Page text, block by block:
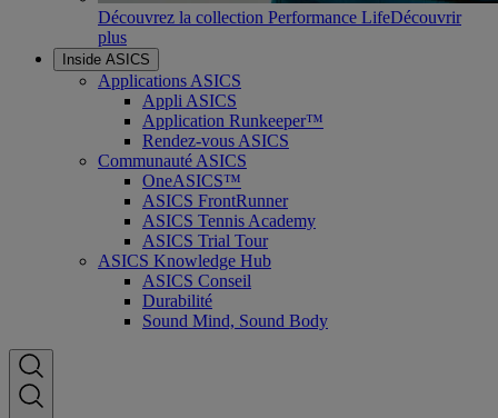
Découvrez la collection Performance LifeDécouvrir
plus
Inside ASICS
Applications ASICS
Appli ASICS
Application Runkeeper™
Rendez-vous ASICS
Communauté ASICS
OneASICS™
ASICS FrontRunner
ASICS Tennis Academy
ASICS Trial Tour
ASICS Knowledge Hub
ASICS Conseil
Durabilité
Sound Mind, Sound Body